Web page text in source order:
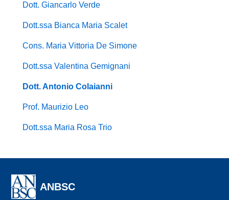
Dott. Giancarlo Verde
Dott.ssa Bianca Maria Scalet
Cons. Maria Vittoria De Simone
Dott.ssa Valentina Gemignani
Dott. Antonio Colaianni
Prof. Maurizio Leo
Dott.ssa Maria Rosa Trio
ANBSC